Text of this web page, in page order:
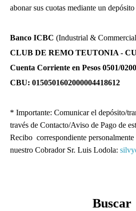
abonar sus cuotas mediante un
Banco ICBC (Industrial &
CLUB DE REMO TEUTONIA -
Cuenta Corriente en Pesos 0501/
CBU: 0150501602000004418612
* Importante: Comunicar el depósito/
través de Contacto/Aviso de Pago de
Recibo correspondiente
nuestro Cobrador Sr. Luis Lodola:
Buscar